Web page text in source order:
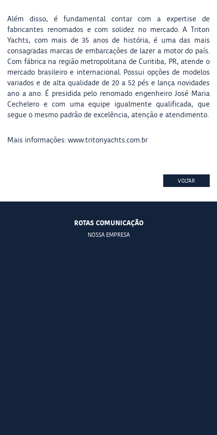
Além disso, é fundamental contar com a expertise de
fabricantes renomados e com solidez no mercado. A Triton
Yachts, com mais de 35 anos de história, é uma das mais
consagradas marcas de embarcações de lazer a motor do país.
Com fábrica na região metropolitana de Curitiba, PR, atende o
mercado brasileiro e internacional. Possui opções de modelos
variados e de alta qualidade de 20 a 52 pés e lança novidades
ano a ano. É presidida pelo renomado engenheiro José Maria
Cechelero e com uma equipe igualmente qualificada, que
segue o mesmo padrão de excelência, atenção e atendimento.
Mais informações: www.tritonyachts.com.br
VOLTAR
ROTAS COMUNICAÇÃO
NOSSA EMPRESA